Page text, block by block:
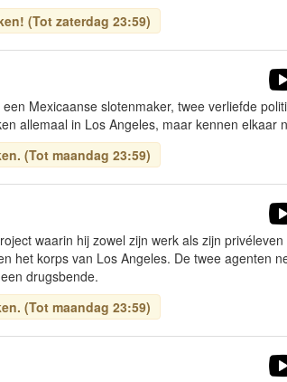
(Tot zaterdag 23:59)
Mexicaanse slotenmaker, twee verliefde
allemaal in Los Angeles, maar kennen elkaar
(Tot maandag 23:59)
waarin hij zowel zijn werk als zijn
het korps van Los Angeles. De twee agenten
drugsbende.
(Tot maandag 23:59)